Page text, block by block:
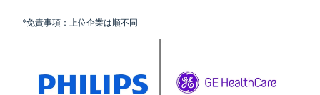
*免責事項：上位企業は順不同